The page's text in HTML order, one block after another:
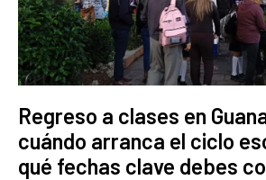
Regreso a clases en
cuándo arranca el ciclo
qué fechas clave debes